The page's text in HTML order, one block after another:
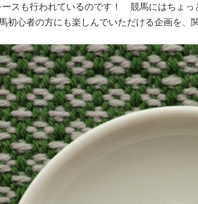
スも行われているのです！ 競馬にはちょ
初心者の方にも楽しんでいただける企画を、